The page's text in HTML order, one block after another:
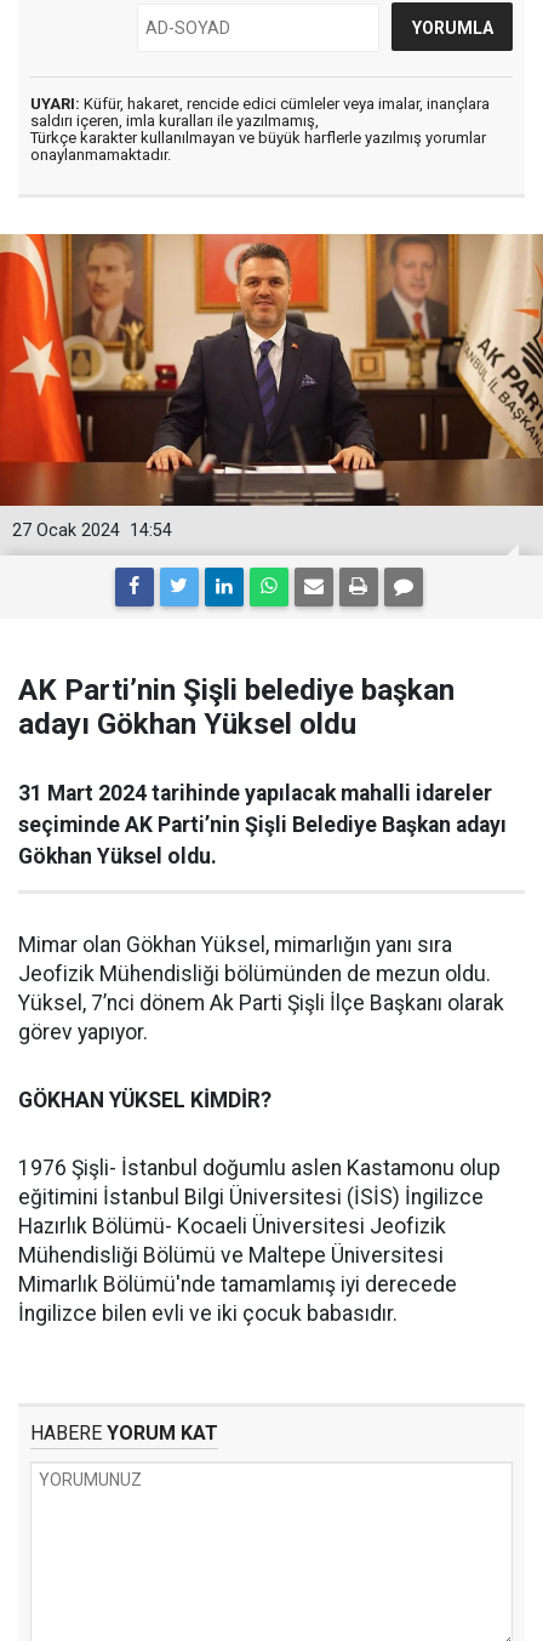
UYARI: Küfür, hakaret, rencide edici cümleler veya imalar, inançlara
saldırı içeren, imla kuralları ile yazılmamış,
Türkçe karakter kullanılmayan ve büyük harflerle yazılmış yorumlar
onaylanmamaktadır.
14:54
27 Ocak 2024
AK Parti’nin Şişli belediye başkan
adayı Gökhan Yüksel oldu
31 Mart 2024 tarihinde yapılacak mahalli idareler
seçiminde AK Parti’nin Şişli Belediye Başkan adayı
Gökhan Yüksel oldu.
Mimar olan Gökhan Yüksel, mimarlığın yanı sıra
Jeofizik Mühendisliği bölümünden de mezun oldu.
Yüksel, 7’nci dönem Ak Parti Şişli İlçe Başkanı olarak
görev yapıyor.
GÖKHAN YÜKSEL KİMDİR?
1976 Şişli- İstanbul doğumlu aslen Kastamonu olup
eğitimini İstanbul Bilgi Üniversitesi (İSİS) İngilizce
Hazırlık Bölümü- Kocaeli Üniversitesi Jeofizik
Mühendisliği Bölümü ve Maltepe Üniversitesi
Mimarlık Bölümü'nde tamamlamış iyi derecede
İngilizce bilen evli ve iki çocuk babasıdır.
HABERE YORUM KAT